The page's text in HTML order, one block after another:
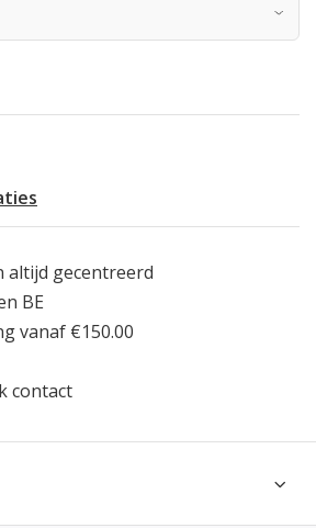
altijd gecentreerd
BE
vanaf €150.00
contact